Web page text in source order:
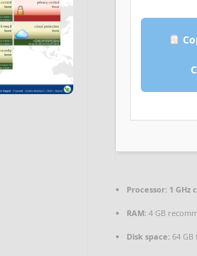
Processor: 1 GHz
RAM: 4 GB
Disk space: 64